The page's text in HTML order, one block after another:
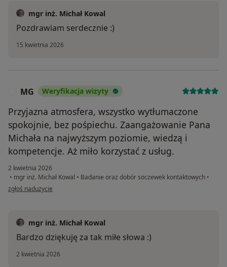
mgr inż. Michał Kowal
Pozdrawiam serdecznie :)
15 kwietnia 2026
MG Weryfikacja wizyty
Przyjazna atmosfera, wszystko wytłumaczone
spokojnie, bez pośpiechu. Zaangażowanie Pana
Michała na najwyższym poziomie, wiedzą i
kompetencje. Aż miło korzystać z usług.
2 kwietnia 2026
• mgr inż. Michał Kowal • Badanie oraz dobór soczewek kontaktowych •
w opinii użytkownika MG
zgłoś nadużycie
mgr inż. Michał Kowal
Bardzo dziękuję za tak miłe słowa :)
2 kwietnia 2026